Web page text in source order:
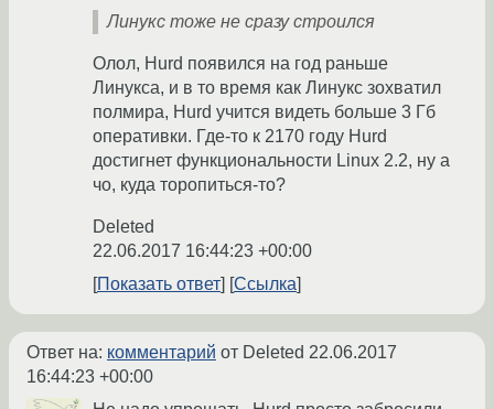
Линукс тоже не сразу строился
Олол, Hurd появился на год раньше
Линукса, и в то время как Линукс зохватил
полмира, Hurd учится видеть больше 3 Гб
оперативки. Где-то к 2170 году Hurd
достигнет функциональности Linux 2.2, ну а
чо, куда торопиться-то?
Deleted
22.06.2017 16:44:23 +00:00
Показать ответ
Ссылка
Ответ на: комментарий от Deleted 22.06.2017
16:44:23 +00:00